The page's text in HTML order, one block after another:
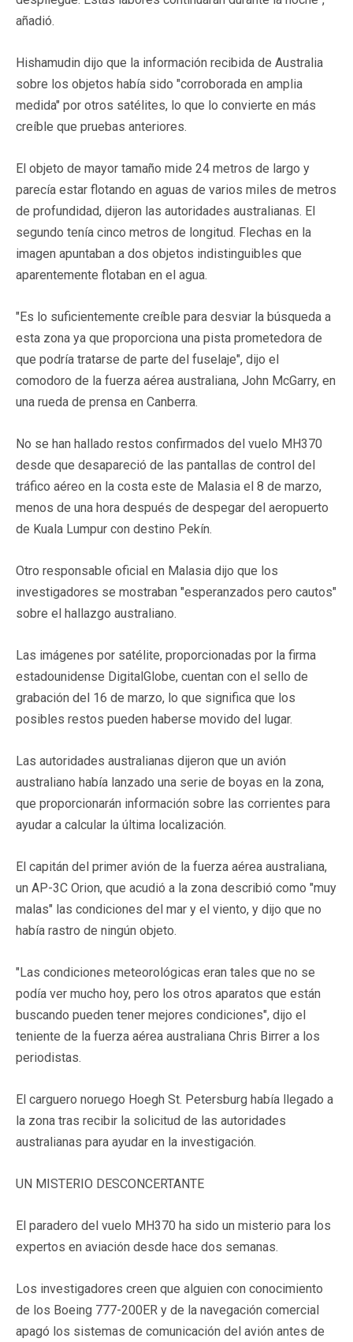
añadió.
Hishamudin dijo que la información recibida de Australia
sobre los objetos había sido "corroborada en amplia
medida" por otros satélites, lo que lo convierte en más
creíble que pruebas anteriores.
El objeto de mayor tamaño mide 24 metros de largo y
parecía estar flotando en aguas de varios miles de metros
de profundidad, dijeron las autoridades australianas. El
segundo tenía cinco metros de longitud. Flechas en la
imagen apuntaban a dos objetos indistinguibles que
aparentemente flotaban en el agua.
"Es lo suficientemente creíble para desviar la búsqueda a
esta zona ya que proporciona una pista prometedora de
que podría tratarse de parte del fuselaje", dijo el
comodoro de la fuerza aérea australiana, John McGarry, en
una rueda de prensa en Canberra.
No se han hallado restos confirmados del vuelo MH370
desde que desapareció de las pantallas de control del
tráfico aéreo en la costa este de Malasia el 8 de marzo,
menos de una hora después de despegar del aeropuerto
de Kuala Lumpur con destino Pekín.
Otro responsable oficial en Malasia dijo que los
investigadores se mostraban "esperanzados pero cautos"
sobre el hallazgo australiano.
Las imágenes por satélite, proporcionadas por la firma
estadounidense DigitalGlobe, cuentan con el sello de
grabación del 16 de marzo, lo que significa que los
posibles restos pueden haberse movido del lugar.
Las autoridades australianas dijeron que un avión
australiano había lanzado una serie de boyas en la zona,
que proporcionarán información sobre las corrientes para
ayudar a calcular la última localización.
El capitán del primer avión de la fuerza aérea australiana,
un AP-3C Orion, que acudió a la zona describió como "muy
malas" las condiciones del mar y el viento, y dijo que no
había rastro de ningún objeto.
"Las condiciones meteorológicas eran tales que no se
podía ver mucho hoy, pero los otros aparatos que están
buscando pueden tener mejores condiciones", dijo el
teniente de la fuerza aérea australiana Chris Birrer a los
periodistas.
El carguero noruego Hoegh St. Petersburg había llegado a
la zona tras recibir la solicitud de las autoridades
australianas para ayudar en la investigación.
UN MISTERIO DESCONCERTANTE
El paradero del vuelo MH370 ha sido un misterio para los
expertos en aviación desde hace dos semanas.
Los investigadores creen que alguien con conocimiento
de los Boeing 777-200ER y de la navegación comercial
apagó los sistemas de comunicación del avión antes de